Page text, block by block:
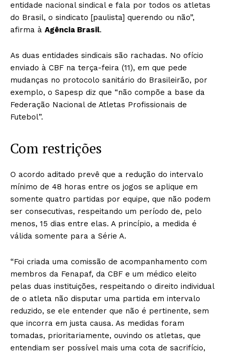
entidade nacional sindical e fala por todos os atletas
do Brasil, o sindicato [paulista] querendo ou não”,
afirma à Agência Brasil.
As duas entidades sindicais são rachadas. No ofício
enviado à CBF na terça-feira (11), em que pede
mudanças no protocolo sanitário do Brasileirão, por
exemplo, o Sapesp diz que “não compõe a base da
Federação Nacional de Atletas Profissionais de
Futebol”.
Com restrições
O acordo aditado prevê que a redução do intervalo
mínimo de 48 horas entre os jogos se aplique em
somente quatro partidas por equipe, que não podem
ser consecutivas, respeitando um período de, pelo
menos, 15 dias entre elas. A princípio, a medida é
válida somente para a Série A.
“Foi criada uma comissão de acompanhamento com
membros da Fenapaf, da CBF e um médico eleito
pelas duas instituições, respeitando o direito individual
de o atleta não disputar uma partida em intervalo
reduzido, se ele entender que não é pertinente, sem
que incorra em justa causa. As medidas foram
tomadas, prioritariamente, ouvindo os atletas, que
entendiam ser possível mais uma cota de sacrifício,